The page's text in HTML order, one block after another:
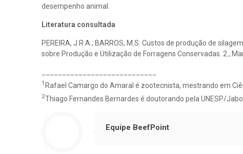
desempenho animal.
Literatura consultada
PEREIRA, J.R.A.; BARROS, M.S. Custos de produção de
sobre Produção e Utilização de Forragens Conservadas. 2.,
1Rafael Camargo do Amaral é zootecnista, mestrando em
2Thiago Fernandes Bernardes é doutorando pela UNESP/
Equipe BeefPoint